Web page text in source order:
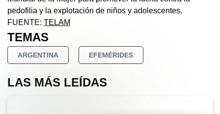
pedofilia y la explotación de niños y adolescentes.
FUENTE: TELAM
TEMAS
ARGENTINA EFEMÉRIDES
LAS MÁS LEÍDAS